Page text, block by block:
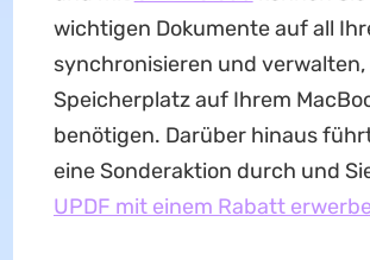
wichtigen Dokumente auf all
synchronisieren und verwalten,
Speicherplatz auf Ihrem
benötigen. Darüber hinaus
eine Sonderaktion durch und
UPDF mit einem Rabatt